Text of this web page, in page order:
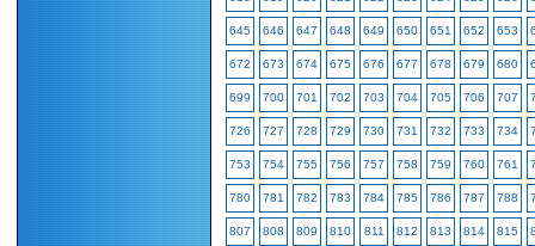
645 646 647 648 649 650 651 652 653
672 673 674 675 676 677 678 679 680
699 700 701 702 703 704 705 706 707
726 727 728 729 730 731 732 733 734
753 754 755 756 757 758 759 760 761
780 781 782 783 784 785 786 787 788
807 808 809 810 811 812 813 814 815